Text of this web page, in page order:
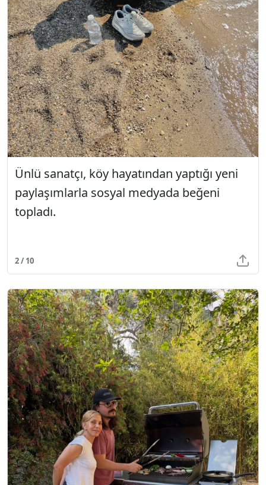
Ünlü sanatçı, köy hayatından yaptığı yeni
paylaşımlarla sosyal medyada beğeni
topladı.
2 / 10